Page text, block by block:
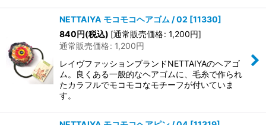
NETTAIYA モコモコヘアゴム / 02 [11330]
840円(税込) [通常販売価格: 1,200円]
通常販売価格: 1,200円
レイヴファッションブランドNETTAIYAのヘアゴ
ム。良くある一般的なヘアゴムに、毛糸で作られ
たカラフルでモコモコなモチーフが付いていま
す。